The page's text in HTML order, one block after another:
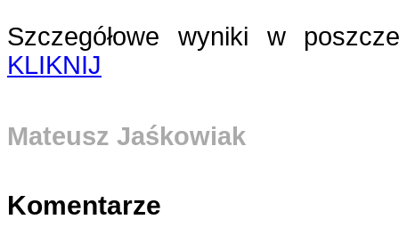
Szczegółowe wyniki w
KLIKNIJ
Mateusz Jaśkowiak
Komentarze